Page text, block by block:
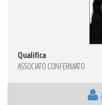
Qualifica
ASSOCIATO CONFERMATO